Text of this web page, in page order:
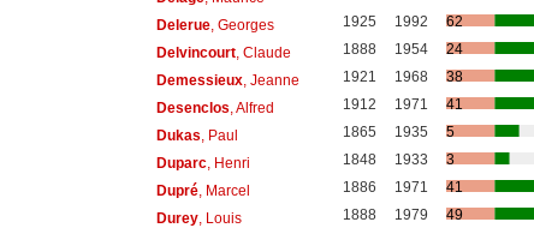
Delerue, Georges 1925 1992
62
Delvincourt, Claude 1888 1954
24
Demessieux, Jeanne 1921 1968
38
Desenclos , Alfred 1912 1971
41
Dukas , Paul 1865 1935
5
Duparc, Henri 1848 1933
3
Dupré, Marcel 1886 1971
41
Durey, Louis 1888 1979
49